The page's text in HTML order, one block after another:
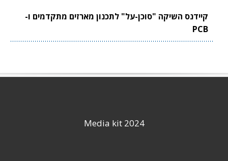
קיידנס השיקה "סוכן-על" לתכנון מארזים מתקדמים ו-
PCB
Media kit 2024